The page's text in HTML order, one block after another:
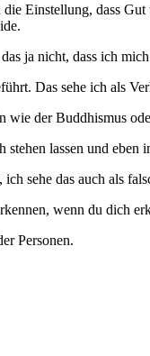
Einstellung, dass
ja nicht, dass ich
Das sehe ich als
wie der Buddhismus
lassen und
sehe das auch als
wenn du dich
Personen.